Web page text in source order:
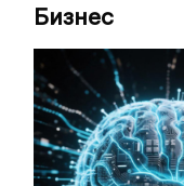
Бизнес